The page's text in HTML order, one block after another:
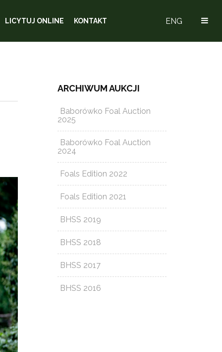
ENG
LICYTUJ ONLINE KONTAKT
ARCHIWUM AUKCJI
Baborówko Foal Auction
2025
Baborówko Foal Auction
2024
Foals Edition 2022
Foals Edition 2021
BHSS 2019
BHSS 2018
BHSS 2017
BHSS 2016